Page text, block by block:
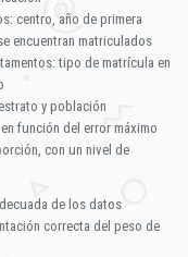
centro, año de primera
encuentran matriculados
tipo de matrícula en
y población
función del error máximo
con un nivel de
de los datos
correcta del peso de